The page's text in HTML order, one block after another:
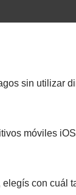
sin utilizar
móviles
elegís con cuál